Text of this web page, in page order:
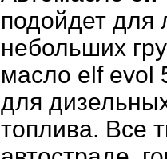
подойдет для
небольших
масло elf evol
для
топлива. Все